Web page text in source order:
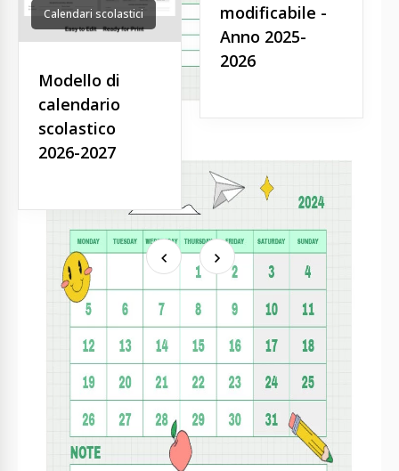
Calendari scolastici
Modello di
calendario
scolastico
2026-2027
modificabile -
Anno 2025-
2026
Visualizzati di recente